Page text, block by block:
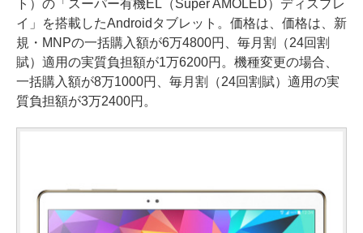
ト）の「スーパー有機EL（Super AMOLED）ディスプレ
イ」を搭載したAndroidタブレット。価格は、価格は、新
規・MNPの一括購入額が6万4800円、毎月割（24回割
賦）適用の実質負担額が1万6200円。機種変更の場合、
一括購入額が8万1000円、毎月割（24回割賦）適用の実
質負担額が3万2400円。